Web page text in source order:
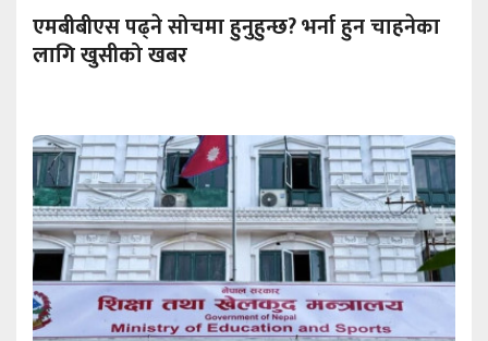
एमबीबीएस पढ्ने सोचमा हुनुहुन्छ? भर्ना हुन चाहनेका
लागि खुसीको खबर